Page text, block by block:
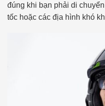
đúng khi bạn phải di
tốc hoặc các địa hình khó